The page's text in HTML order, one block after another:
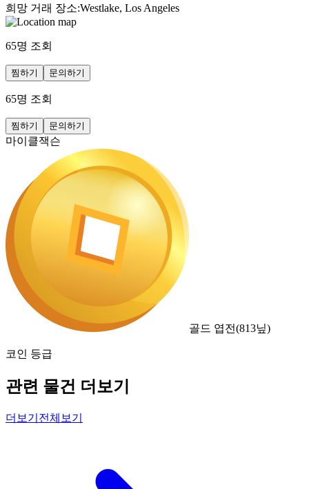
희망 거래 장소:Westlake, Los Angeles
65명 조회
찜하기 문의하기
65명 조회
찜하기 문의하기
마이클잭슨
골드 엽전(813닢)
코인 등급
관련 물건 더보기
더보기 전체보기